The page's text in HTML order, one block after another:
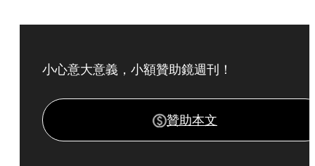
小心意大意義，小額贊助鏡週刊！
贊助本文